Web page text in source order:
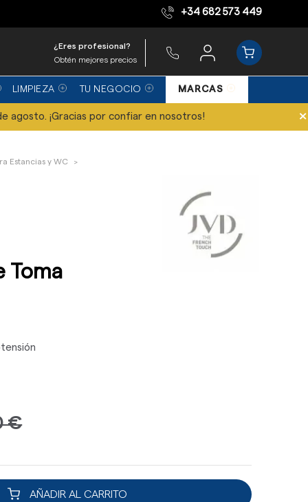
Equipo de expertos +34 682 573 449
¿Eres profesional?
Obtén mejores precios
LIMPIEZA TU NEGOCIO MARCAS
agosto. ¡Gracias por confiar en nosotros! ×
Estancias y WC
Toma
€
AÑADIR AL CARRITO